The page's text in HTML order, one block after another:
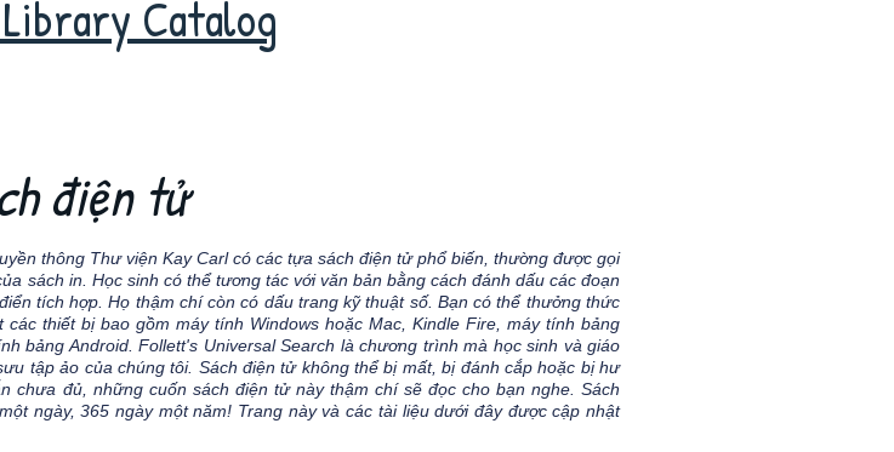
Catalog
điện tử
thông Thư viện Kay Carl có các tựa sách điện tử phổ biến, thường được gọi
sách in. Học sinh có thể tương tác với văn bản bằng cách đánh dấu các đoạn
tích hợp. Họ thậm chí còn có dấu trang kỹ thuật số. Bạn có thể thưởng thức
thiết bị bao gồm máy tính Windows hoặc Mac, Kindle Fire, máy tính bảng
bảng Android. Follett's Universal Search là chương trình mà học sinh và giáo
tập ảo của chúng tôi. Sách điện tử không thể bị mất, bị đánh cắp hoặc bị hư
chưa đủ, những cuốn sách điện tử này thậm chí sẽ đọc cho bạn nghe. Sách
ngày, 365 ngày một năm! Trang này và các tài liệu dưới đây được cập nhật